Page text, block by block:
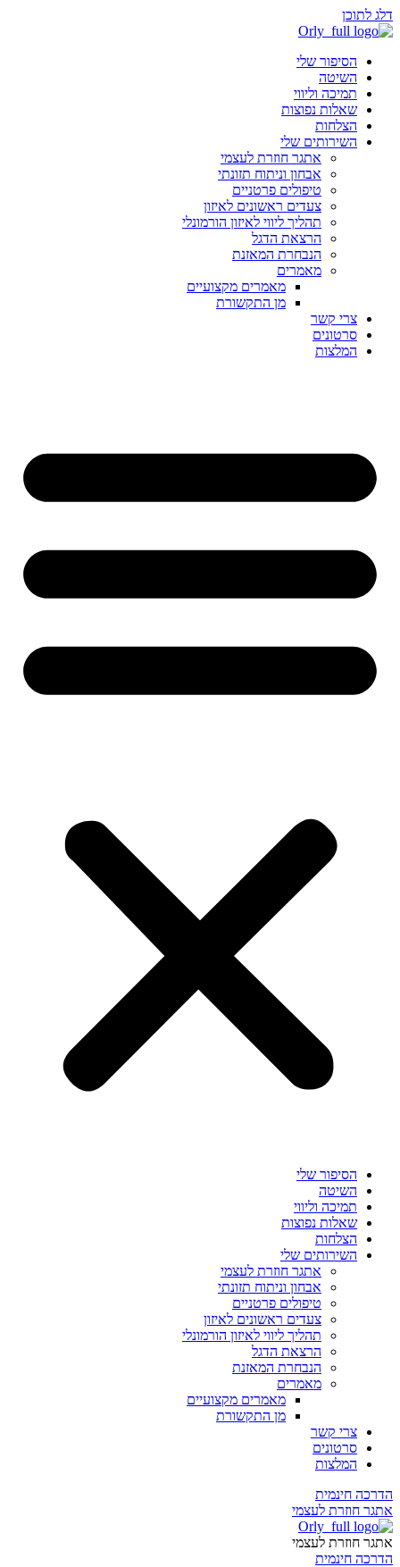
דלג לתוכן
הסיפור שלי
השיטה
תמיכה וליווי
שאלות נפוצות
הצלחות
השירותים שלי
אתגר חוזרת לעצמי
אבחון וניתוח תזונתי
טיפולים פרטניים
צעדים ראשונים לאיזון
תהליך ליווי לאיזון הורמונלי
הרצאת הדגל
הנבחרת המאזנת
מאמרים
מאמרים מקצועיים
מן התקשורת
צרי קשר
סרטונים
המלצות
הסיפור שלי
השיטה
תמיכה וליווי
שאלות נפוצות
הצלחות
השירותים שלי
אתגר חוזרת לעצמי
אבחון וניתוח תזונתי
טיפולים פרטניים
צעדים ראשונים לאיזון
תהליך ליווי לאיזון הורמונלי
הרצאת הדגל
הנבחרת המאזנת
מאמרים
מאמרים מקצועיים
מן התקשורת
צרי קשר
סרטונים
המלצות
הדרכה חינמית
אתגר חוזרת לעצמי
אתגר חוזרת לעצמי
הדרכה חינמית